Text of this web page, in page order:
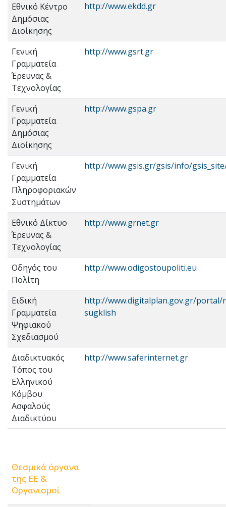
Εθνικό Κέντρο
Δημόσιας
Διοίκησης
http://www.ekdd.gr
Γενική
Γραμματεία
Έρευνας &
Τεχνολογίας
http://www.gsrt.gr
Γενική
Γραμματεία
Δημόσιας
Διοίκησης
http://www.gspa.gr
Γενική
Γραμματεία
Πληροφοριακών
Συστημάτων
http://www.gsis.gr/gsis/info/
Εθνικό Δίκτυο
Έρευνας &
Τεχνολογίας
http://www.grnet.gr
Οδηγός του
Πολίτη
http://www.odigostoupoliti.eu
Ειδική
Γραμματεία
Ψηφιακού
Σχεδιασμού
http://www.digitalplan.gov.gr/
sugklish
Διαδικτυακός
Τόπος του
Ελληνικού
Κόμβου
Ασφαλούς
Διαδικτύου
http://www.saferinternet.gr
Θεσμικά όργανα
της ΕΕ &
Οργανισμοί